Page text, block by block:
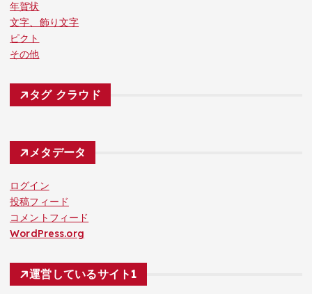
年賀状
文字、飾り文字
ピクト
その他
タグ クラウド
メタデータ
ログイン
投稿フィード
コメントフィード
WordPress.org
運営しているサイト1